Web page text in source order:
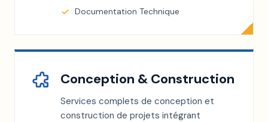
Documentation Technique
Conception & Construction
Services complets de conception et
construction de projets intégrant